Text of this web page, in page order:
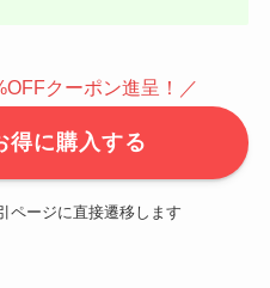
クーポン進呈！／
に購入する
ページに直接遷移します